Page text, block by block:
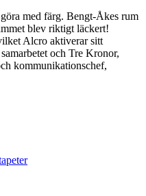
med färg. Bengt-Åkes rum
blev riktigt läckert!
Alcro aktiverar sitt
och Tre Kronor,
kommunikationschef,